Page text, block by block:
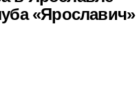
«Ярославич»